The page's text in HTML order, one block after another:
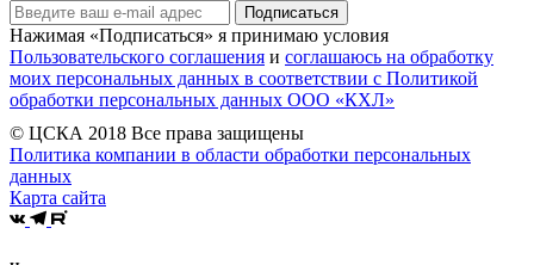
Подписаться
Нажимая «Подписаться» я принимаю условия
Пользовательского соглашения и соглашаюсь на обработку
моих персональных данных в соответствии с Политикой
обработки персональных данных ООО «КХЛ»
© ЦСКА 2018 Все права защищены
Политика компании в области обработки персональных
данных
Карта сайта